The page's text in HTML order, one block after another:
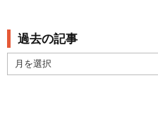
過去の記事
去